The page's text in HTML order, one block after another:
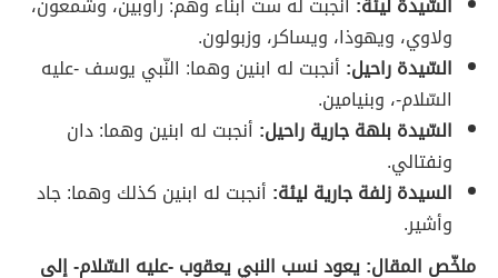
ولاوي، ويهوذا، ويساكر، وزبولون.
السّيدة راحيل: أنجبت له ابنين وهما: النّبي يوسف -عليه
السّلام-، وبنيامين.
السّيدة بلهة جارية راحيل: أنجبت له ابنين وهما: دان
ونفتالي.
السيدة زلفة جارية ليئة: أنجبت له ابنين كذلك وهما: جاد
وأشير.
ملخّص المقال: يعود نسب النبي يعقوب -عليه السّلام- إلى